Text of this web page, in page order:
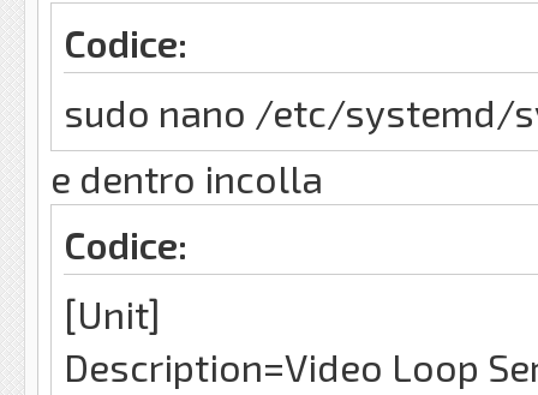
Codice:
sudo nano /etc/systemd/
e dentro incolla
Codice:
[Unit]
Description=Video Loop